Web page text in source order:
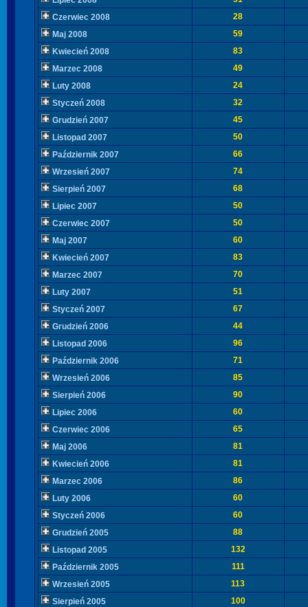
Czerwiec 2008
28
Maj 2008
59
Kwiecień 2008
83
Marzec 2008
49
Luty 2008
24
Styczeń 2008
32
Grudzień 2007
45
Listopad 2007
50
Październik 2007
66
Wrzesień 2007
74
Sierpień 2007
68
Lipiec 2007
50
Czerwiec 2007
50
Maj 2007
60
Kwiecień 2007
83
Marzec 2007
70
Luty 2007
51
Styczeń 2007
67
Grudzień 2006
44
Listopad 2006
96
Październik 2006
71
Wrzesień 2006
85
Sierpień 2006
90
Lipiec 2006
60
Czerwiec 2006
65
Maj 2006
81
Kwiecień 2006
81
Marzec 2006
86
Luty 2006
60
Styczeń 2006
60
Grudzień 2005
88
Listopad 2005
132
Październik 2005
111
Wrzesień 2005
113
Sierpień 2005
100